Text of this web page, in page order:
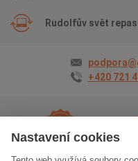
Nastavení cookies
Rudolfův svět
+420 721